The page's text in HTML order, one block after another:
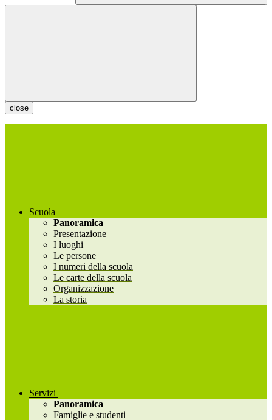
close
Scuola
Panoramica
Presentazione
I luoghi
Le persone
I numeri della scuola
Le carte della scuola
Organizzazione
La storia
Servizi
Panoramica
Famiglie e studenti